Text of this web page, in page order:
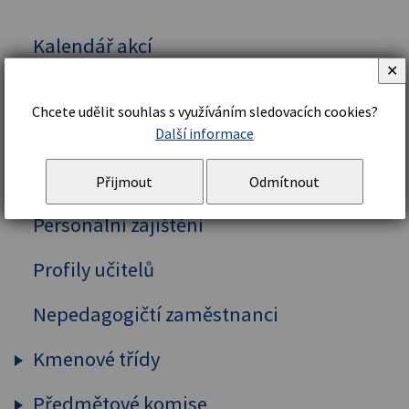
Kalendář akcí
Organizační řád a struktura
Školní řád
Personální zajištění
Profily učitelů
Nepedagogičtí zaměstnanci
Kmenové třídy
Prima
Chcete udělit souhlas s využíváním sledovacích cookies?
Další informace
Přijmout Odmítnout
✕